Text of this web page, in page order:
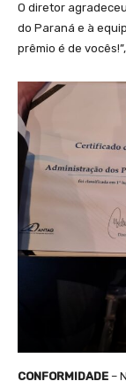
O diretor
do Paraná e à
prêmio é de
CONFORMIDADE –